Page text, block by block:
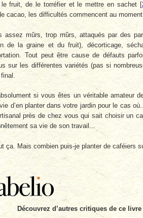
le fruit, de le torréfier et le mettre en sachet[
cacao, les difficultés commencent au
assez mûrs, trop mûrs, attaqués par des
de la graine et du fruit), décorticage,
Tout peut être cause de défauts
sur les différentes variétés (pas si
si vous êtes un véritable amateur
d’en planter dans votre jardin pour le cas
près de chez vous qui sait choisir un
sa vie de son travail...
ça. Mais combien puis-je planter de caféiers
Découvrez d’autres critiques de ce